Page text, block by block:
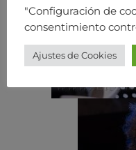
"Configuración de
consentimiento
Ajustes de Cookies